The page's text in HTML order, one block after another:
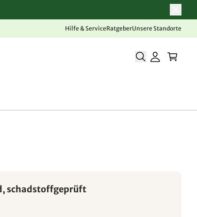
Hilfe & ServiceRatgeberUnsere Standorte
schadstoffgeprüft